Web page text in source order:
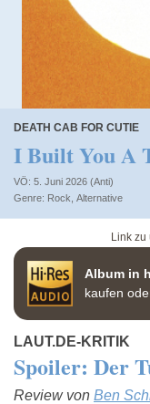
DEATH CAB FOR CUTIE
I Built You A
VÖ: 5. Juni 2026 (Anti)
Rock Alternative
Link
Album in
kaufen
LAUT.DE-KRITIK
Spoiler: Der
Review von Ben